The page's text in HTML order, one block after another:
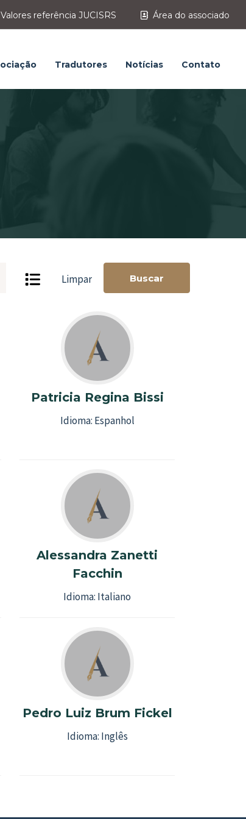
Valores referência JUCISRS Área do associado
Tradutores Notícias Contato
Limpar Buscar
Patricia Regina Bissi
Idioma: Espanhol
Alessandra Zanetti
Facchin
Idioma: Italiano
Pedro Luiz Brum Fickel
Idioma: Inglês